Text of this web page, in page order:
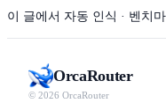
이 글에서 자동 인식 · 벤치
OrcaRouter
© 2026 OrcaRouter